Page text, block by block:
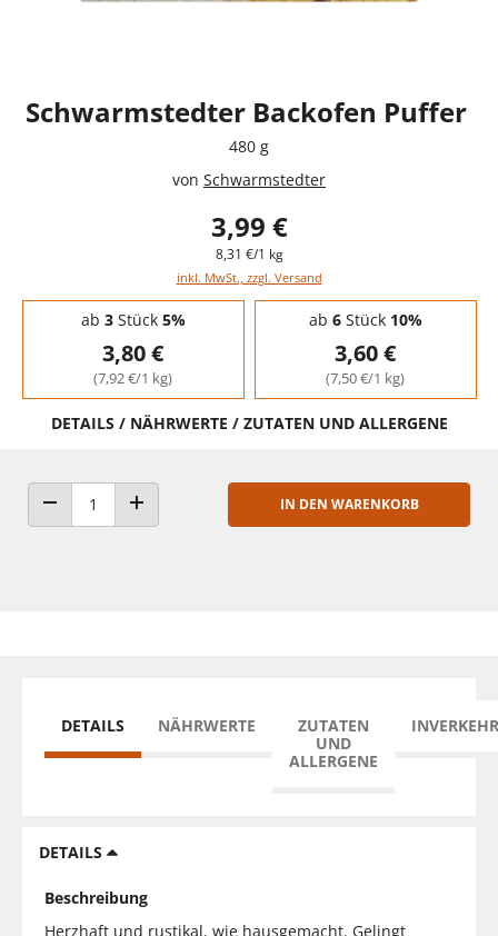
Schwarmstedter Backofen Puffer
480 g
von Schwarmstedter
3,99 €
8,31 €/1 kg
inkl. MwSt., zzgl. Versand
Staffelpreise - Mengenrabatt
ab 3Stück 5%
3,80 €
(7,92 €/1 kg)
ab 6Stück 10%
3,60 €
(7,50 €/1 kg)
DETAILS / NÄHRWERTE / ZUTATEN UND ALLERGENE
ANZAHL VERRINGERNANZAHL ERHÖHEN
IN DEN WARENKORB
DETAILS NÄHRWERTE
ZUTATEN
UND
ALLERGENE
DETAILS
Beschreibung
Herzhaft und rustikal, wie hausgemacht. Gelingt